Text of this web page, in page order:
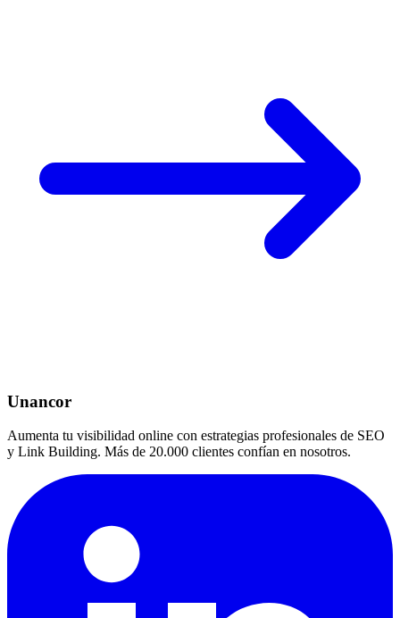
Unancor
Aumenta tu visibilidad online con estrategias profesionales de SEO
y Link Building. Más de 20.000 clientes confían en nosotros.